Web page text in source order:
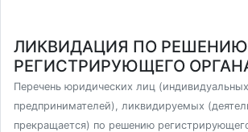
ЛИКВИДАЦИЯ ПО РЕШЕНИЮ
РЕГИСТРИРУЮЩЕГО
Перечень юридических лиц (индивидуальных
предпринимателей), ликвидируемых
прекращается) по решению